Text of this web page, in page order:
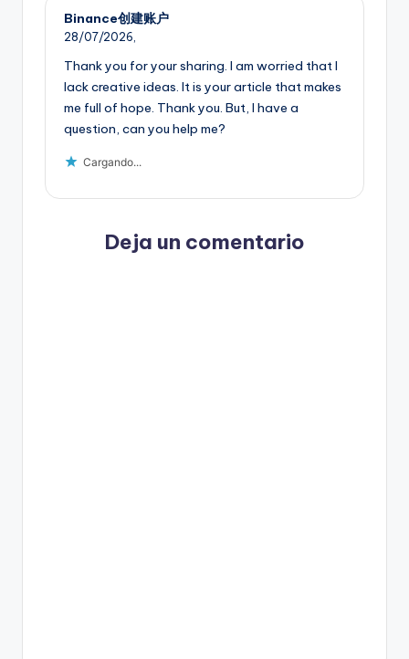
Binance创建账户
28/07/2026,
Thank you for your sharing. I am worried that I
lack creative ideas. It is your article that makes
me full of hope. Thank you. But, I have a
question, can you help me?
Cargando...
Deja un comentario